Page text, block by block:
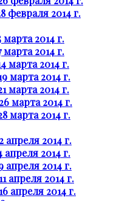
февраля 2014 г.
марта 2014 г.
марта 2014 г.
марта 2014 г.
марта 2014 г.
марта 2014 г.
марта 2014 г.
марта 2014 г.
апреля 2014 г.
апреля 2014 г.
апреля 2014 г.
апреля 2014 г.
апреля 2014 г.